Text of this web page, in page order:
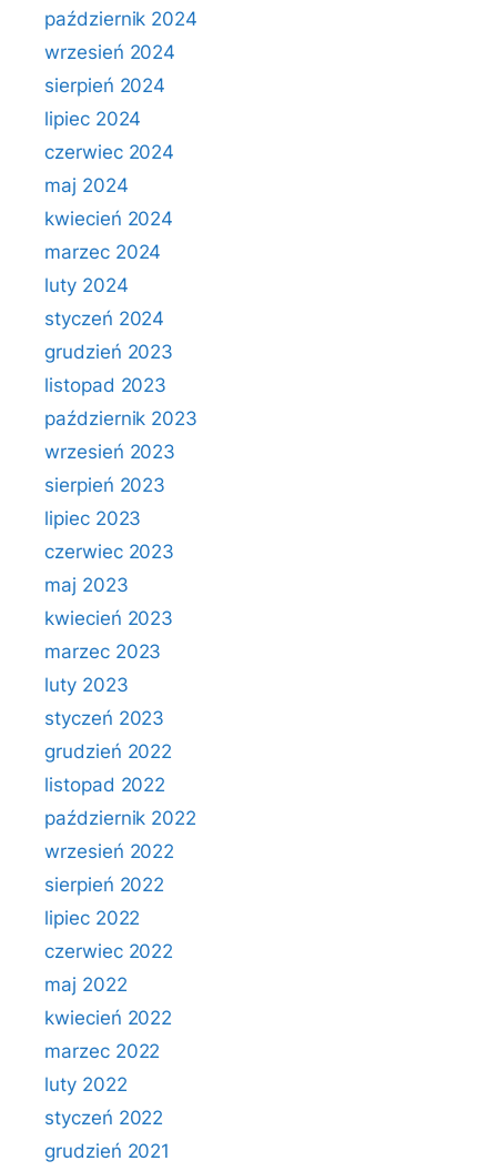
październik 2024
wrzesień 2024
sierpień 2024
lipiec 2024
czerwiec 2024
maj 2024
kwiecień 2024
marzec 2024
luty 2024
styczeń 2024
grudzień 2023
listopad 2023
październik 2023
wrzesień 2023
sierpień 2023
lipiec 2023
czerwiec 2023
maj 2023
kwiecień 2023
marzec 2023
luty 2023
styczeń 2023
grudzień 2022
listopad 2022
październik 2022
wrzesień 2022
sierpień 2022
lipiec 2022
czerwiec 2022
maj 2022
kwiecień 2022
marzec 2022
luty 2022
styczeń 2022
grudzień 2021